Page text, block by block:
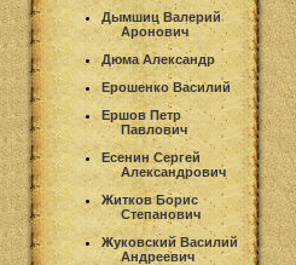
Дымшиц Валерий
Аронович
Дюма Александр
Ерошенко Василий
Ершов Петр
Павлович
Есенин Сергей
Александрович
Житков Борис
Степанович
Жуковский Василий
Андреевич